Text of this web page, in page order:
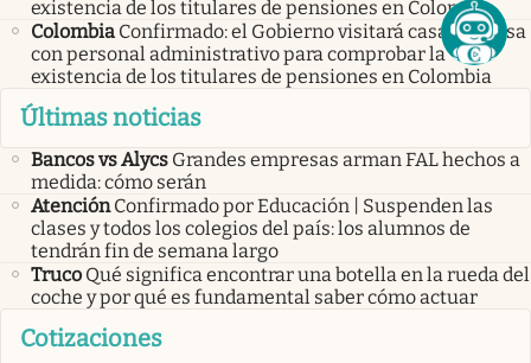
existencia de los titulares de pensiones en Colombia
Colombia Confirmado: el Gobierno visitará casa por casa
con personal administrativo para comprobar la
existencia de los titulares de pensiones en Colombia
Últimas noticias
Bancos vs Alycs Grandes empresas arman FAL hechos a
medida: cómo serán
Atención Confirmado por Educación | Suspenden las
clases y todos los colegios del país: los alumnos de
tendrán fin de semana largo
Truco Qué significa encontrar una botella en la rueda del
coche y por qué es fundamental saber cómo actuar
Cotizaciones